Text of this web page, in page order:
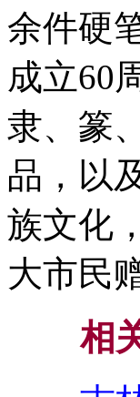
余件硬
成立60
隶、篆
品，以
族文化
大市民
相